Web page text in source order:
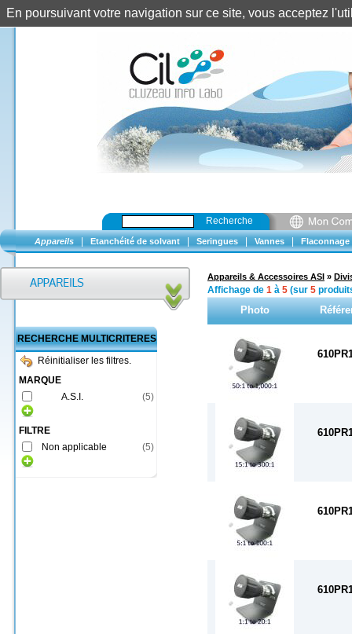
Recherche
Appareils Etanchéité de solvant Seringues Vannes Flaconnage
RECHERCHE MULTICRITERES
Réinitialiser les filtres.
MARQUE
A.S.I.
(5)
FILTRE
Non applicable
(5)
Appareils & Accessoires ASI »
Affichage de 1 à 5 (sur 5
Photo
En poursuivant votre navigation sur ce site, vous acceptez